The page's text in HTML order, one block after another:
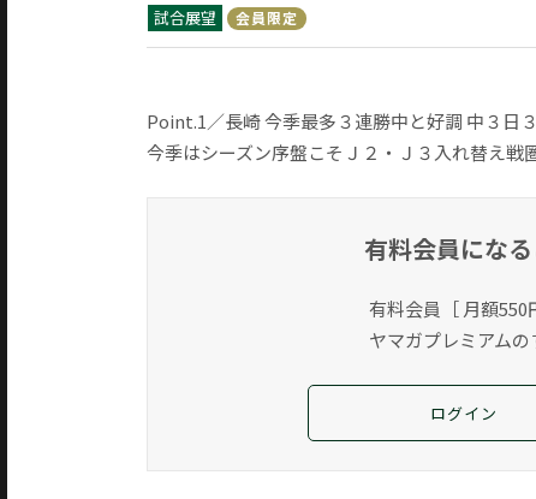
試合展望 会員限定
Point.1／長崎 今季最多３連勝中と好調 中３日
今季はシーズン序盤こそＪ２・Ｊ３入れ替え戦
有料会員になる
有料会員［ 月額550
ヤマガプレミアムの
ログイン